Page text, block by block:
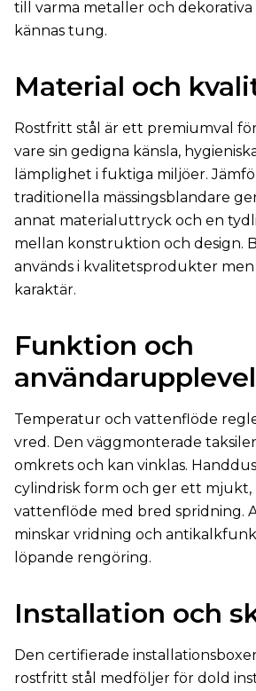
till varma metaller och
kännas tung.
Material och
Rostfritt stål är ett premiumval
vare sin gedigna känsla,
lämplighet i fuktiga miljöer.
traditionella mässingsblandare
annat materialuttryck och en
mellan konstruktion och design.
används i kvalitetsprodukter
karaktär.
Funktion och
Temperatur och vattenflöde
vred. Den väggmonterade
omkrets och kan vinklas.
cylindrisk form och ger ett mjukt,
vattenflöde med bred spridning.
minskar vridning och
löpande rengöring.
Installation och
Den certifierade
rostfritt stål medföljer för dold